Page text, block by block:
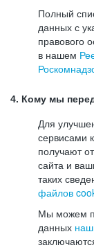
Полный
данных с
правового
в нашем
4. Кому мы
Для
сервисами
получают
сайта и
таких
файлов
Мы можем
данных